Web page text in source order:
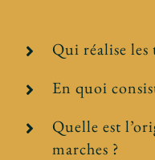
Qui réalise les
En quoi
Quelle est
marches ?